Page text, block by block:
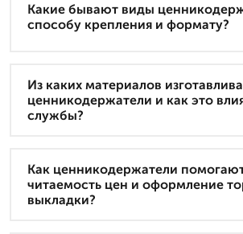
Какие бывают виды
способу крепления и формату?
Из каких материалов
ценникодержатели и как это
службы?
Как ценникодержатели
читаемость цен и оформление
выкладки?